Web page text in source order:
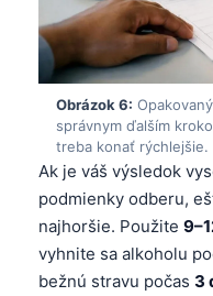
Obrázok 6:
správnym ďalším
treba konať rýchlejšie.
Ak je váš výsledok
podmienky odberu,
najhoršie. Použite
vyhnite sa alkoholu
bežnú stravu počas 3
ქართული
Русский
Lietuvių kalba
Polski
한국어
Magyar
Shqip